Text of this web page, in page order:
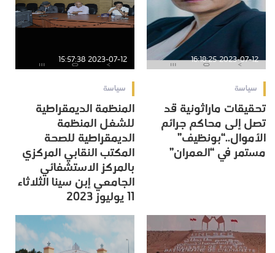
2023-07-12 16:18:25
سياسة
تحقيقات ماراثونية قد
تصل إلى محاكم جرائم
الأموال..“بونظيف”
مستمر في “العمران”
2023-07-12 15:57:38
سياسة
المنظمة الديمقراطية
للشغل المنظمة
الديمقراطية للصحة
المكتب النقابي المركزي
بالمركز الاستشفائي
الجامعي إبن سينا الثلاثاء
11 يوليوز 2023